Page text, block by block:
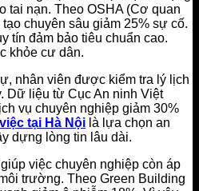
tai nạn. Theo OSHA (Cơ quan
chuyên sâu giảm 25% sự cố.
tín đảm bảo tiêu chuẩn cao.
khỏe cư dân.
nhân viên được kiểm tra lý lịch
Dữ liệu từ Cục An ninh Việt
vụ chuyên nghiệp giảm 30%
tại Hà Nội là lựa chọn an
dựng lòng tin lâu dài.
việc chuyên nghiệp còn áp
trường. Theo Green Building